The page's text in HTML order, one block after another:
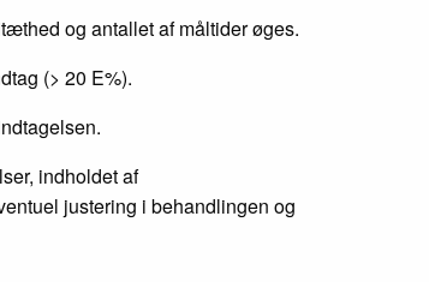
og antallet af måltider øges.
(> 20 E%).
indholdet af
justering i behandlingen og